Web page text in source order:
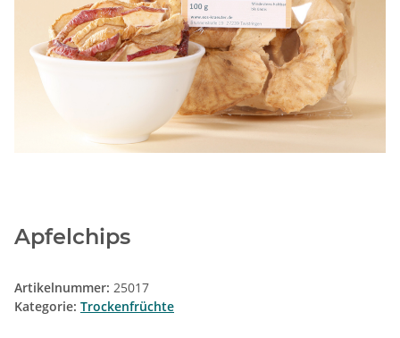
Apfelchips
Artikelnummer: 25017
Kategorie: Trockenfrüchte